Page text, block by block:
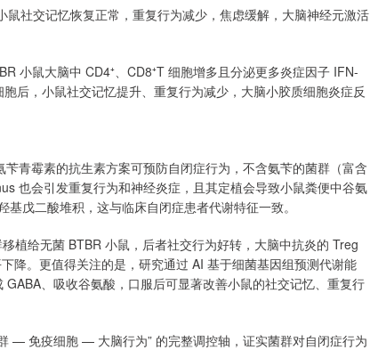
社交记忆恢复正常，重复行为减少，焦虑缓解，大脑神经元激活
小鼠大脑中 CD4⁺、CD8⁺T 细胞增多且分泌更多炎症因子 IFN-
后，小鼠社交记忆提升、重复行为减少，大脑小胶质细胞炎症反
青霉素的抗生素方案可预防自闭症行为，不含氨苄的菌群（富含
也会引发重复行为和神经炎症，且其定植会导致小鼠粪便中谷氨
戊二酸堆积，这与临床自闭症患者代谢特征一致。
植给无菌 BTBR 小鼠，后者社交行为好转，大脑中抗炎的 Treg
降。更值得关注的是，研究通过 AI 基于细菌基因组预测代谢能
、吸收谷氨酸，口服后可显著改善小鼠的社交记忆、重复行
— 免疫细胞 — 大脑行为” 的完整调控轴，证实菌群对自闭症行为